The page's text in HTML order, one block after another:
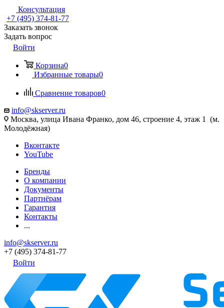
Консультация
+7 (495) 374-81-77
Заказать звонок
Задать вопрос
Войти
Корзина0
Избранные товары0
Сравнение товаров0
info@skserver.ru
Москва, улица Ивана Франко, дом 46, строение 4, этаж 1 (м.
Молодёжная)
Вконтакте
YouTube
Бренды
О компании
Документы
Партнёрам
Гарантия
Контакты
...
info@skserver.ru
+7 (495) 374-81-77
Войти